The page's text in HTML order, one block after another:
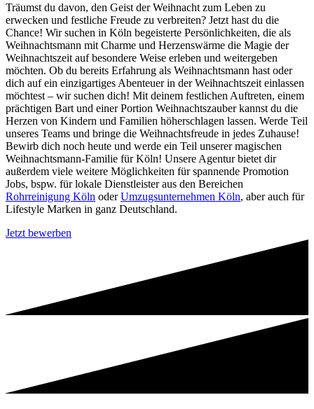
Träumst du davon, den Geist der Weihnacht zum Leben zu
erwecken und festliche Freude zu verbreiten? Jetzt hast du die
Chance! Wir suchen in Köln begeisterte Persönlichkeiten, die als
Weihnachtsmann mit Charme und Herzenswärme die Magie der
Weihnachtszeit auf besondere Weise erleben und weitergeben
möchten. Ob du bereits Erfahrung als Weihnachtsmann hast oder
dich auf ein einzigartiges Abenteuer in der Weihnachtszeit einlassen
möchtest – wir suchen dich! Mit deinem festlichen Auftreten, einem
prächtigen Bart und einer Portion Weihnachtszauber kannst du die
Herzen von Kindern und Familien höherschlagen lassen. Werde Teil
unseres Teams und bringe die Weihnachtsfreude in jedes Zuhause!
Bewirb dich noch heute und werde ein Teil unserer magischen
Weihnachtsmann-Familie für Köln! Unsere Agentur bietet dir
außerdem viele weitere Möglichkeiten für spannende Promotion
Jobs, bspw. für lokale Dienstleister aus den Bereichen
Rohrreinigung Köln oderUmzugsunternehmen Köln, aber auch für
Lifestyle Marken in ganz Deutschland.
Jetzt bewerben